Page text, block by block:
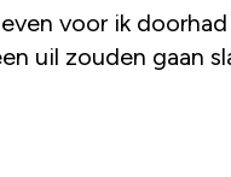
voor ik
uil zouden gaan